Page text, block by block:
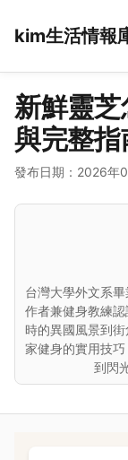
kim生活情報
新鮮靈
與完整指
發布日期：2026年
台灣大學外文系
作者兼健身教練
時的異國風景到
家健身的實用技
到閃